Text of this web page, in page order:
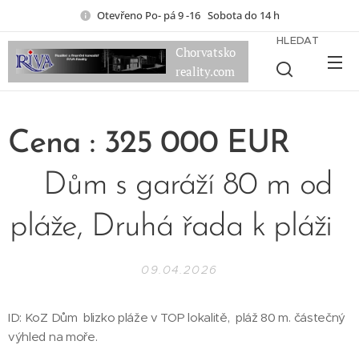
Otevřeno Po- pá 9 -16 Sobota do 14 h
Chorvatsko
reality.com
HLEDAT
Cena : 325 000 EUR
Dům s garáží 80 m od
pláže, Druhá řada k pláži
09.04.2026
ID: KoZ Dům blizko pláže v TOP lokalitě, pláž 80 m. částečný
výhled na moře.